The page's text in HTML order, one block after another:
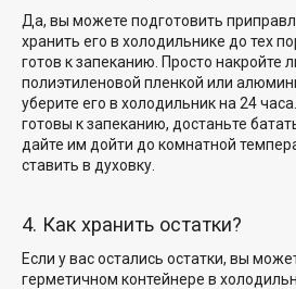
Да, вы можете подготовить
хранить его в холодильнике до тех
готов к запеканию. Просто накройте
полиэтиленовой пленкой или
уберите его в холодильник на 24
готовы к запеканию, достаньте
дайте им дойти до комнатной
ставить в духовку.
4. Как хранить остатки?
Если у вас остались остатки, вы
герметичном контейнере в